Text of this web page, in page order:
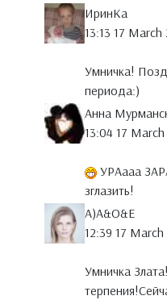
ИринКа
13:13 17 March
Умничка!
периода:)
Анна
13:04 17
УРАааа
зглазить!
A)A&O&E
12:39 17 March
Умничка